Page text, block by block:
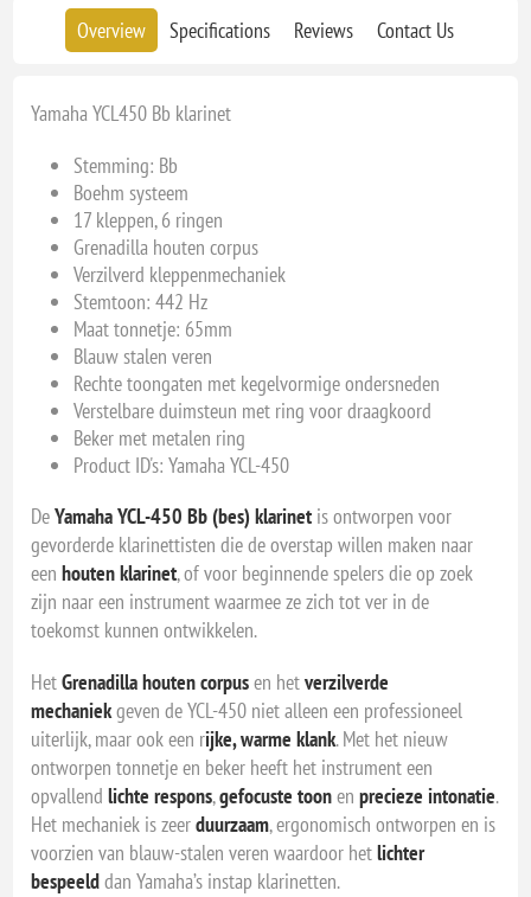
Overview Specifications Reviews Contact Us
Yamaha YCL450 Bb klarinet
Stemming: Bb
Boehm systeem
17 kleppen, 6 ringen
Grenadilla houten corpus
Verzilverd kleppenmechaniek
Stemtoon: 442 Hz
Maat tonnetje: 65mm
Blauw stalen veren
Rechte toongaten met kegelvormige ondersneden
Verstelbare duimsteun met ring voor draagkoord
Beker met metalen ring
Product ID's: Yamaha YCL-450
DeYamaha YCL-450 Bb (bes) klarinet is ontworpen voor
gevorderde klarinettisten die de overstap willen maken naar
eenhouten klarinet, of voor beginnende spelers die op zoek
zijn naar een instrument waarmee ze zich tot ver in de
toekomst kunnen ontwikkelen.
HetGrenadilla houten corpusen hetverzilverde
mechaniekgeven de YCL-450 niet alleen een professioneel
uiterlijk, maar ook een rijke, warme klank. Met het nieuw
ontworpen tonnetje en beker heeft het instrument een
opvallendlichte respons,gefocuste toonenprecieze intonatie.
Het mechaniek is zeerduurzaam, ergonomisch ontworpen en is
voorzien van blauw-stalen veren waardoor hetlichter
bespeelddan Yamaha’s instap klarinetten.